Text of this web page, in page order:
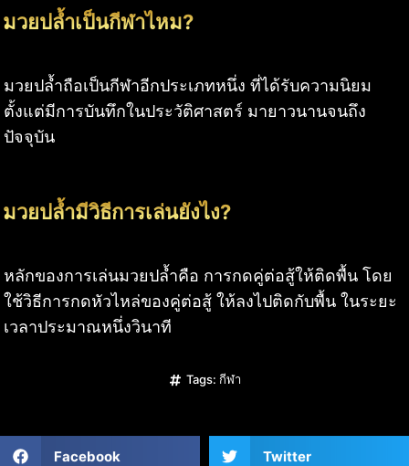
มวยปล้ำเป็นกีฬาไหม?
มวยปล้ำถือเป็นกีฬาอีกประเภทหนึ่ง ที่ได้รับความนิยม
ตั้งแต่มีการบันทึกในประวัติศาสตร์ มายาวนานจนถึง
ปัจจุบัน
มวยปล้ำมีวิธีการเล่นยังไง?
หลักของการเล่นมวยปล้ำคือ การกดคู่ต่อสู้ให้ติดพื้น โดย
ใช้วิธีการกดหัวไหล่ของคู่ต่อสู้ ให้ลงไปติดกับพื้น ในระยะ
เวลาประมาณหนึ่งวินาที
Tags: กีฬา
Facebook Twitter